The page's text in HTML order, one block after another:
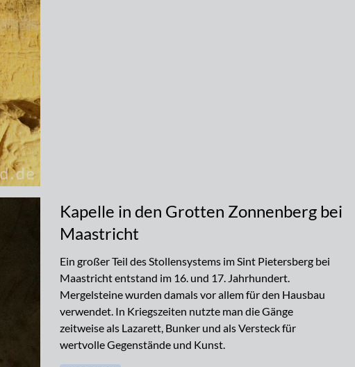
Kapelle in den Grotten Zonnenberg bei
Maastricht
Ein großer Teil des Stollensystems im Sint Pietersberg bei
Maastricht entstand im 16. und 17. Jahrhundert.
Mergelsteine wurden damals vor allem für den Hausbau
verwendet. In Kriegszeiten nutzte man die Gänge
zeitweise als Lazarett, Bunker und als Versteck für
wertvolle Gegenstände und Kunst.